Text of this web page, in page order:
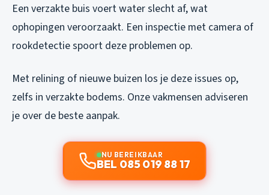
Een verzakte buis voert water slecht af, wat
ophopingen veroorzaakt. Een inspectie met camera of
rookdetectie spoort deze problemen op.
Met relining of nieuwe buizen los je deze issues op,
zelfs in verzakte bodems. Onze vakmensen adviseren
je over de beste aanpak.
NU BEREIKBAAR
BEL 085 019 88 17